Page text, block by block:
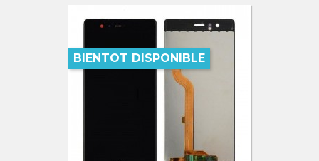
BIENTOT DISPONIBLE